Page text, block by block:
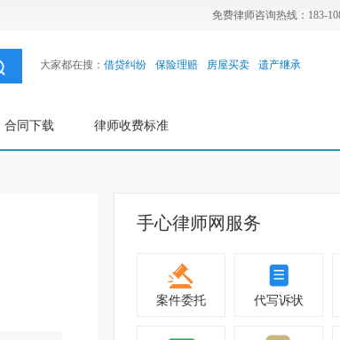
免费律师咨询热线：183-
大家都在搜： 借贷纠纷 保险理赔 房屋买卖 遗产继承
合同下载 律师收费标准
手心律师网服务
案件委托 代写诉状